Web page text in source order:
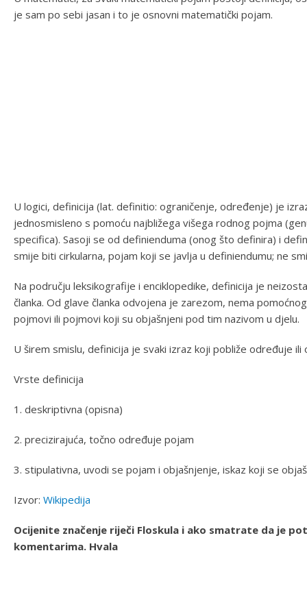
je sam po sebi jasan i to je osnovni matematički pojam.
U logici, definicija (lat. definitio: ograničenje, određenje) je
jednosmisleno s pomoću najbližega višega rodnog pojma
specifica). Sasoji se od definienduma (onog što definira) i
smije biti cirkularna, pojam koji se javlja u definiendumu; ne
Na području leksikografije i enciklopedike, definicija je
članka. Od glave članka odvojena je zarezom, nema
pojmovi ili pojmovi koji su objašnjeni pod tim nazivom u djelu.
U širem smislu, definicija je svaki izraz koji pobliže određuje ili
Vrste definicija
1. deskriptivna (opisna)
2. precizirajuća, točno određuje pojam
3. stipulativna, uvodi se pojam i objašnjenje, iskaz koji se
Izvor: Wikipedija
Ocijenite značenje riječi Floskula i ako smatrate da je
komentarima. Hvala